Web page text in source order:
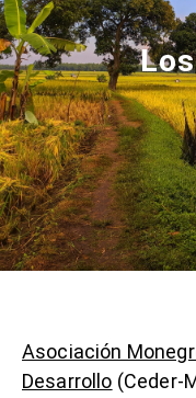
Asociación
Desarrollo (Ceder-